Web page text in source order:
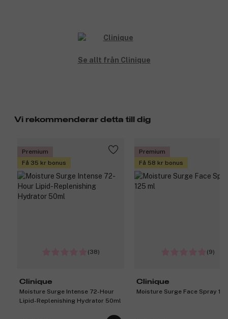
Se allt från Clinique
Vi rekommenderar detta till dig
Premium
Få 35 kr bonus
(38)
Clinique
Moisture Surge Intense 72-Hour
Lipid-Replenishing Hydrator 50ml
Premium
Få 58 kr bonus
(9)
Clinique
Moisture Surge Face Spray